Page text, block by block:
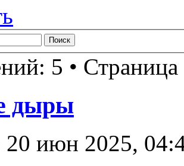
5 • Страница
дыры
20 июн 2025,